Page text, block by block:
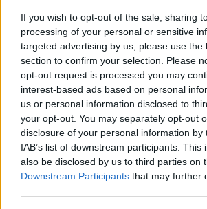
If you wish to opt-out of the sale, sharing
processing of your personal or sensitive
targeted advertising by us, please use the
section to confirm your selection. Please
opt-out request is processed you may
interest-based ads based on personal
us or personal information disclosed to
your opt-out. You may separately opt-out
disclosure of your personal information by
IAB’s list of downstream participants. This
also be disclosed by us to third parties on
Downstream Participants that may further
Αυτό το καρέ της Britney, είναι
κουρέματα για τη φετινή σεζόν.
κόψεις, σκέψου το σοβαρά και
φωτογραφία.
Long Bob